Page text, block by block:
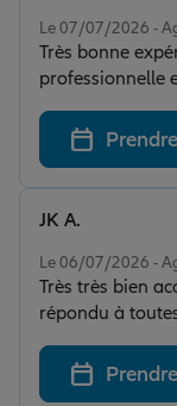
Le 07/07/2026 -
Très bonne
professionnelle
Le 06/07/2026 -
Très très bien
répondu à
attentes. Très
téléphone. Un
ce qui est rare
JK A.